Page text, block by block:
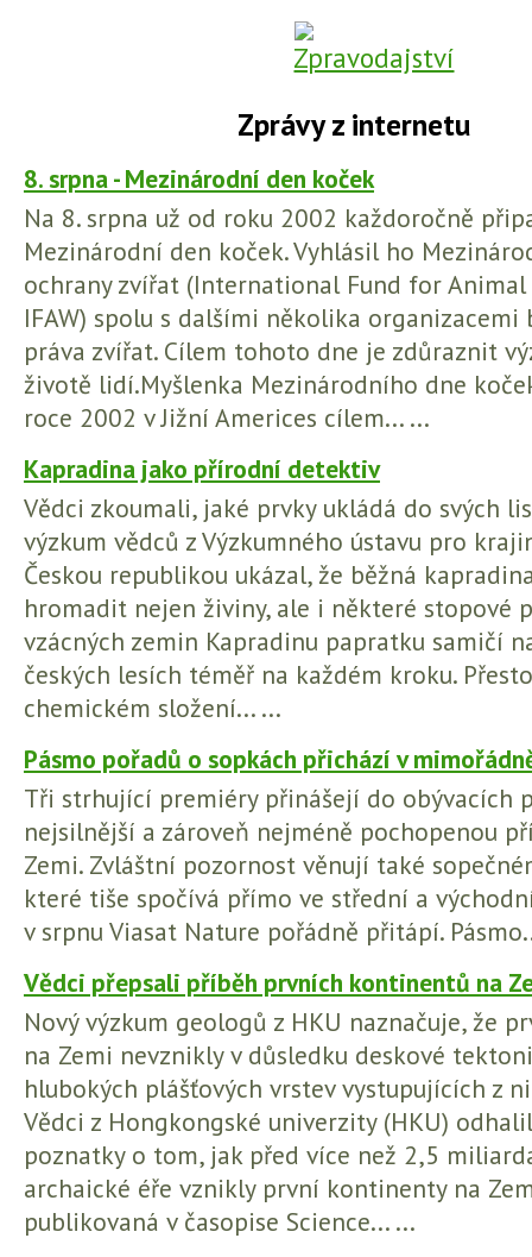
Zprávy z internetu
8. srpna - Mezinárodní den koček
Na 8. srpna už od roku 2002 každoročně
Mezinárodní den koček. Vyhlásil ho
ochrany zvířat (International Fund for Animal
IFAW) spolu s dalšími několika
práva zvířat. Cílem tohoto dne je zdůraznit
životě lidí.Myšlenka Mezinárodního dne
roce 2002 v Jižní Americes cílem... ...
Kapradina jako přírodní detektiv
Vědci zkoumali, jaké prvky ukládá do svých
výzkum vědců z Výzkumného ústavu pro
Českou republikou ukázal, že běžná
hromadit nejen živiny, ale i některé stopové
vzácných zemin Kapradinu papratku samičí
českých lesích téměř na každém kroku.
chemickém složení... ...
Pásmo pořadů o sopkách přichází v
Tři strhující premiéry přinášejí do obývacích
nejsilnější a zároveň nejméně pochopenou
Zemi. Zvláštní pozornost věnují také
které tiše spočívá přímo ve střední a
v srpnu Viasat Nature pořádně přitápí.
Vědci přepsali příběh prvních kontinentů na
Nový výzkum geologů z HKU naznačuje, že
na Zemi nevznikly v důsledku deskové
hlubokých plášťových vrstev vystupujících z
Vědci z Hongkongské univerzity (HKU)
poznatky o tom, jak před více než 2,5
archaické éře vznikly první kontinenty na
publikovaná v časopise Science... ...